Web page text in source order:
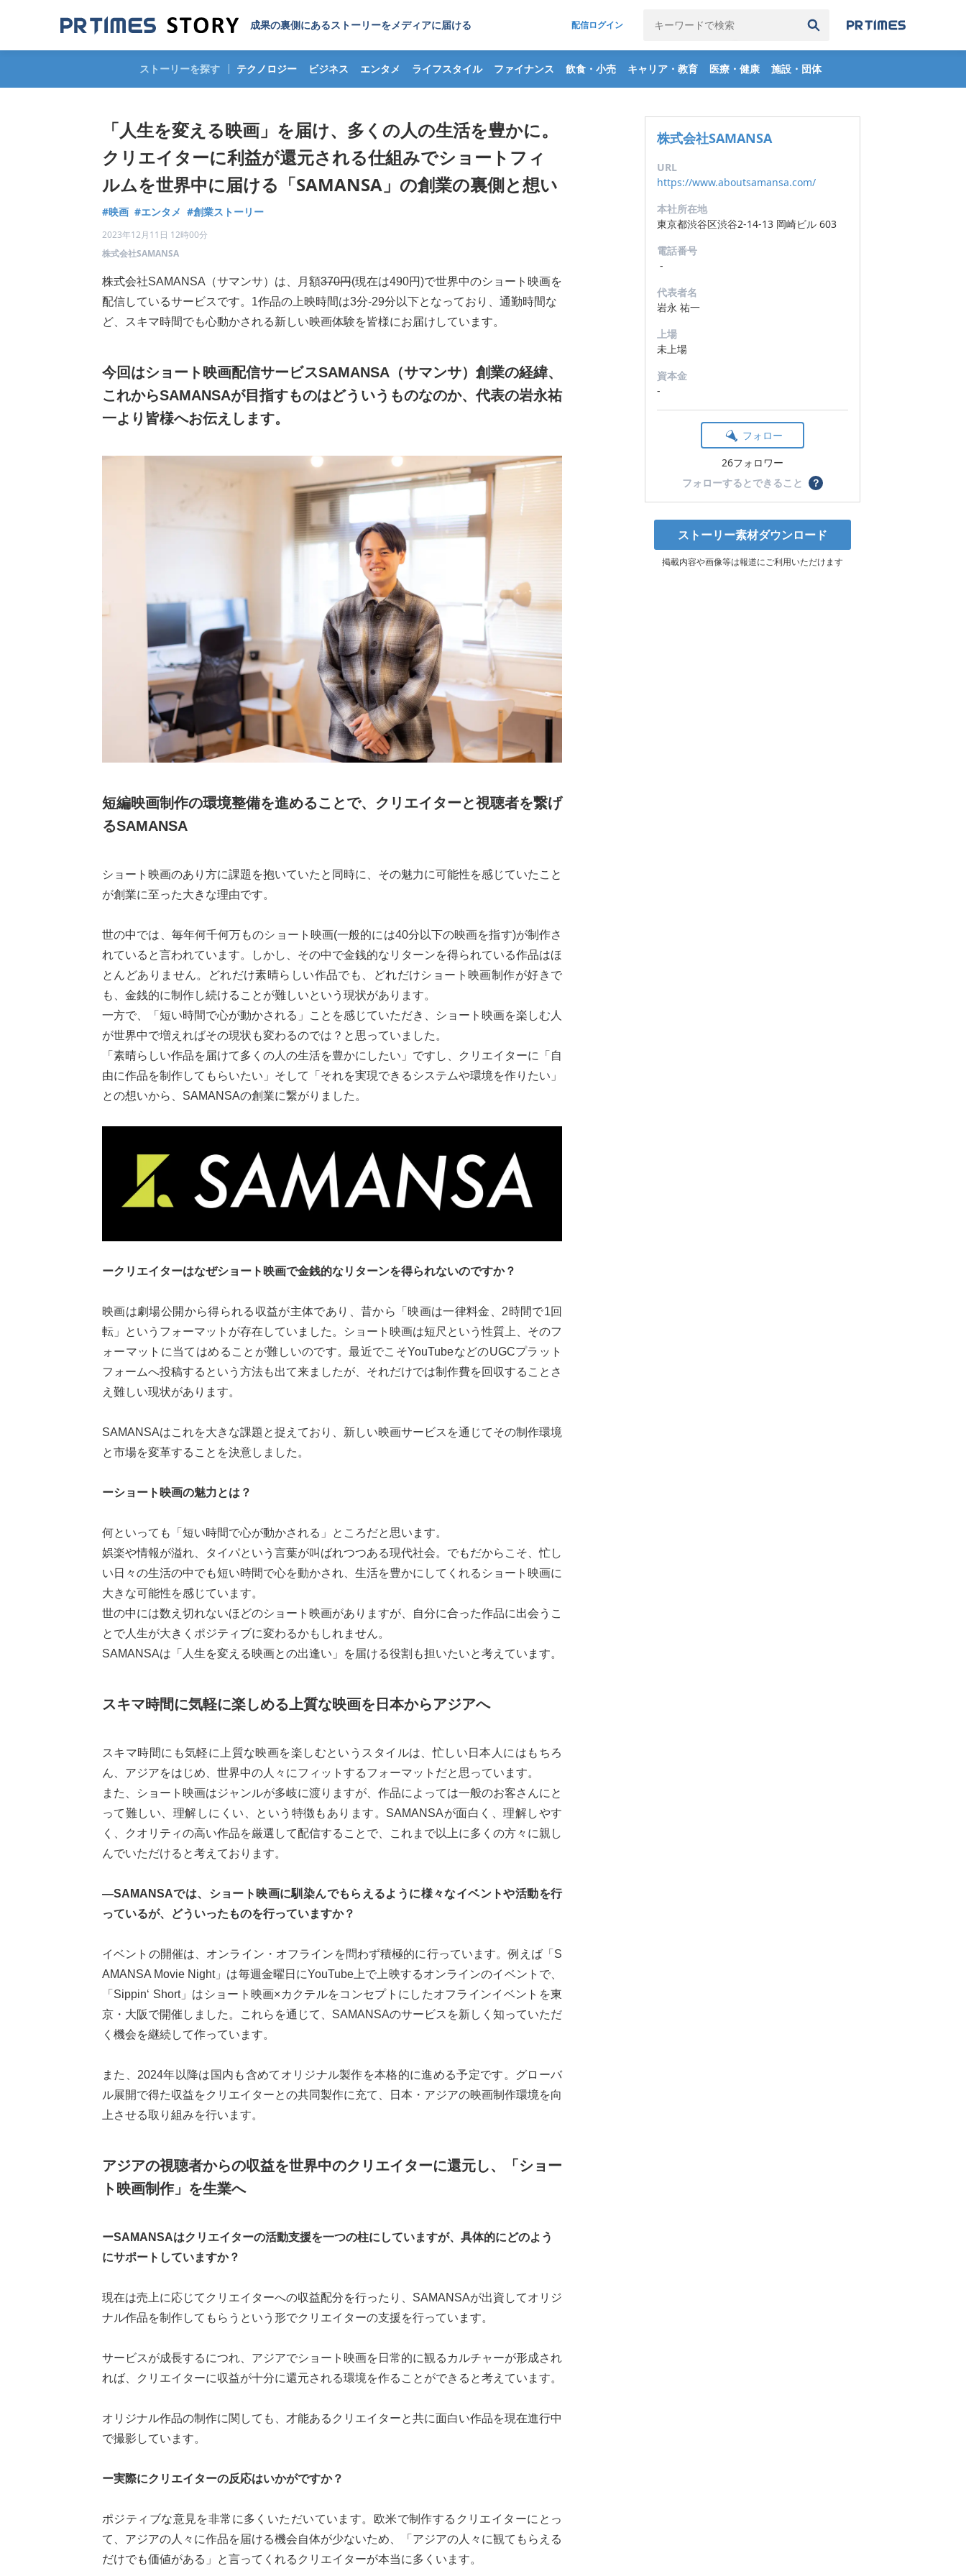
成果の裏側にあるストーリーをメディアに届ける 配信ログイン
検索履歴 全て削除
ストーリーを探す テクノロジー ビジネス エンタメ ライフスタイル ファイナンス 飲食・小売 キャリア・教育 医療・健康 施設・団体
「人生を変える映画」を届け、多くの人の生活を豊かに。
クリエイターに利益が還元される仕組みでショートフィ
ルムを世界中に届ける「SAMANSA」の創業の裏側と想い
#映画 #エンタメ #創業ストーリー
2023年12月11日 12時00分
株式会社SAMANSA
株式会社SAMANSA（サマンサ）は、月額370円(現在は490円)で世界中のショート映画を
配信しているサービスです。1作品の上映時間は3分-29分以下となっており、通勤時間な
ど、スキマ時間でも心動かされる新しい映画体験を皆様にお届けしています。
今回はショート映画配信サービスSAMANSA（サマンサ）創業の経緯、
これからSAMANSAが目指すものはどういうものなのか、代表の岩永祐
一より皆様へお伝えします。
短編映画制作の環境整備を進めることで、クリエイターと視聴者を繋げ
るSAMANSA
ショート映画のあり方に課題を抱いていたと同時に、その魅力に可能性を感じていたこと
が創業に至った大きな理由です。
世の中では、毎年何千何万ものショート映画(一般的には40分以下の映画を指す)が制作さ
れていると言われています。しかし、その中で金銭的なリターンを得られている作品はほ
とんどありません。どれだけ素晴らしい作品でも、どれだけショート映画制作が好きで
も、金銭的に制作し続けることが難しいという現状があります。
一方で、「短い時間で心が動かされる」ことを感じていただき、ショート映画を楽しむ人
が世界中で増えればその現状も変わるのでは？と思っていました。
「素晴らしい作品を届けて多くの人の生活を豊かにしたい」ですし、クリエイターに「自
由に作品を制作してもらいたい」そして「それを実現できるシステムや環境を作りたい」
との想いから、SAMANSAの創業に繋がりました。
ークリエイターはなぜショート映画で金銭的なリターンを得られないのですか？
映画は劇場公開から得られる収益が主体であり、昔から「映画は一律料金、2時間で1回
転」というフォーマットが存在していました。ショート映画は短尺という性質上、そのフ
ォーマットに当てはめることが難しいのです。最近でこそYouTubeなどのUGCプラット
フォームへ投稿するという方法も出て来ましたが、それだけでは制作費を回収することさ
え難しい現状があります。
SAMANSAはこれを大きな課題と捉えており、新しい映画サービスを通じてその制作環境
と市場を変革することを決意しました。
ーショート映画の魅力とは？
何といっても「短い時間で心が動かされる」ところだと思います。
娯楽や情報が溢れ、タイパという言葉が叫ばれつつある現代社会。でもだからこそ、忙し
い日々の生活の中でも短い時間で心を動かされ、生活を豊かにしてくれるショート映画に
大きな可能性を感じています。
世の中には数え切れないほどのショート映画がありますが、自分に合った作品に出会うこ
とで人生が大きくポジティブに変わるかもしれません。
SAMANSAは「人生を変える映画との出逢い」を届ける役割も担いたいと考えています。
スキマ時間に気軽に楽しめる上質な映画を日本からアジアへ
スキマ時間にも気軽に上質な映画を楽しむというスタイルは、忙しい日本人にはもちろ
ん、アジアをはじめ、世界中の人々にフィットするフォーマットだと思っています。
また、ショート映画はジャンルが多岐に渡りますが、作品によっては一般のお客さんにと
って難しい、理解しにくい、という特徴もあります。SAMANSAが面白く、理解しやす
く、クオリティの高い作品を厳選して配信することで、これまで以上に多くの方々に親し
んでいただけると考えております。
―SAMANSAでは、ショート映画に馴染んでもらえるように様々なイベントや活動を行
っているが、どういったものを行っていますか？
イベントの開催は、オンライン・オフラインを問わず積極的に行っています。例えば「S
AMANSA Movie Night」は毎週金曜日にYouTube上で上映するオンラインのイベントで、
「Sippin‘ Short」はショート映画×カクテルをコンセプトにしたオフラインイベントを東
京・大阪で開催しました。これらを通じて、SAMANSAのサービスを新しく知っていただ
く機会を継続して作っています。
また、2024年以降は国内も含めてオリジナル製作を本格的に進める予定です。グローバ
ル展開で得た収益をクリエイターとの共同製作に充て、日本・アジアの映画制作環境を向
上させる取り組みを行います。
アジアの視聴者からの収益を世界中のクリエイターに還元し、「ショー
ト映画制作」を生業へ
ーSAMANSAはクリエイターの活動支援を一つの柱にしていますが、具体的にどのよう
にサポートしていますか？
現在は売上に応じてクリエイターへの収益配分を行ったり、SAMANSAが出資してオリジ
ナル作品を制作してもらうという形でクリエイターの支援を行っています。
サービスが成長するにつれ、アジアでショート映画を日常的に観るカルチャーが形成され
れば、クリエイターに収益が十分に還元される環境を作ることができると考えています。
オリジナル作品の制作に関しても、才能あるクリエイターと共に面白い作品を現在進行中
で撮影しています。
ー実際にクリエイターの反応はいかがですか？
ポジティブな意見を非常に多くいただいています。欧米で制作するクリエイターにとっ
て、アジアの人々に作品を届ける機会自体が少ないため、「アジアの人々に観てもらえる
だけでも価値がある」と言ってくれるクリエイターが本当に多くいます。
株式会社SAMANSA
URL
https://www.aboutsamansa.com/
本社所在地
東京都渋谷区渋谷2-14-13 岡崎ビル 603
電話番号
-
代表者名
岩永 祐一
上場
未上場
資本金
-
フォロー
26フォロワー
フォローするとできること
？
ストーリー素材ダウンロード
掲載内容や画像等は報道にご利用いただけます